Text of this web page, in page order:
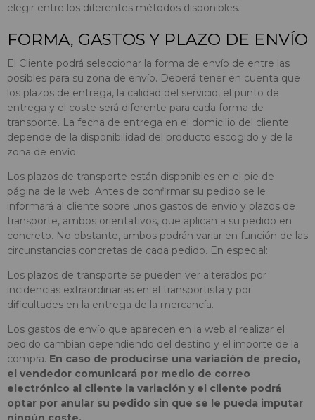
elegir entre los diferentes métodos disponibles.
FORMA, GASTOS Y PLAZO DE ENVÍO
El Cliente podrá seleccionar la forma de envío de entre las
posibles para su zona de envío. Deberá tener en cuenta que
los plazos de entrega, la calidad del servicio, el punto de
entrega y el coste será diferente para cada forma de
transporte. La fecha de entrega en el domicilio del cliente
depende de la disponibilidad del producto escogido y de la
zona de envío.
Los plazos de transporte están disponibles en el pie de
página de la web. Antes de confirmar su pedido se le
informará al cliente sobre unos gastos de envío y plazos de
transporte, ambos orientativos, que aplican a su pedido en
concreto. No obstante, ambos podrán variar en función de las
circunstancias concretas de cada pedido. En especial:
Los plazos de transporte se pueden ver alterados por
incidencias extraordinarias en el transportista y por
dificultades en la entrega de la mercancía.
Los gastos de envío que aparecen en la web al realizar el
pedido cambian dependiendo del destino y el importe de la
compra. En caso de producirse una variación de precio,
el vendedor comunicará por medio de correo
electrónico al cliente la variación y el cliente podrá
optar por anular su pedido sin que se le pueda imputar